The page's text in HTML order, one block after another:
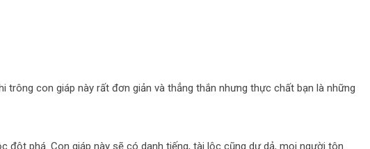
con giáp này rất đơn giản và thẳng thắn nhưng thực chất bạn là những
phá. Con giáp này sẽ có danh tiếng, tài lộc cũng dư dả, mọi người tôn